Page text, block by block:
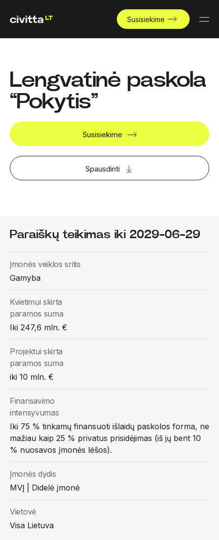
Susisiekime
Lengvatinė paskola
“Pokytis”
Susisiekime
Spausdinti
Paraiškų teikimas iki 2029-06-29
Įmonės veiklos sritis
Gamyba
Kvietimui skirta
paramos suma
Iki 247,6 mln. €
Projektui skirta
paramos suma
iki 10 mln. €
Finansavimo
intensyvumas
Iki 75 % tinkamų finansuoti išlaidų paskolos forma, ne
mažiau kaip 25 % privatus prisidėjimas (iš jų bent 10
% nuosavos įmonės lėšos).
Įmonės dydis
MVĮ | Didelė įmonė
Vietovė
Visa Lietuva